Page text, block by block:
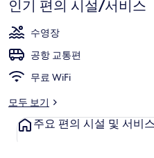
인기 편의 시설/서비스
수영장
공항 교통편
무료 WiFi
모두 보기
주요 편의 시설 및 서비스